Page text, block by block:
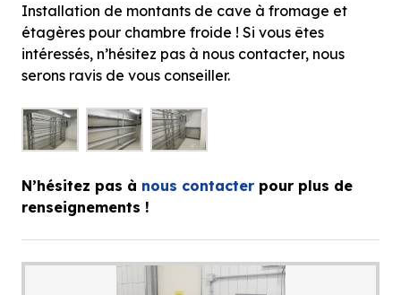
Installation de montants de cave à fromage et
étagères pour chambre froide ! Si vous êtes
intéressés, n’hésitez pas à nous contacter, nous
serons ravis de vous conseiller.
N’hésitez pas à nous contacter pour plus de
renseignements !